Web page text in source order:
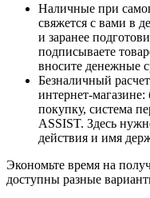
Наличные при
свяжется с вами в
и заранее
подписываете
вносите денежные
Безналичный
интернет-
покупку, система
ASSIST. Здесь
действия и имя
Экономьте время на
доступны разные